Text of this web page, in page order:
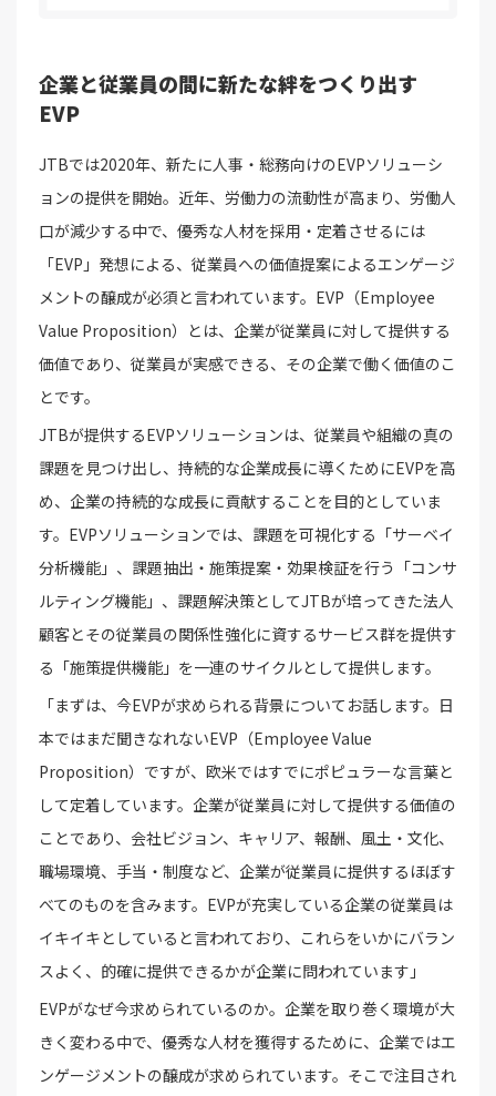
企業と従業員の間に新たな絆をつくり出す
EVP
JTBでは2020年、新たに人事・総務向けのEVPソリューシ
ョンの提供を開始。近年、労働力の流動性が高まり、労働人
口が減少する中で、優秀な人材を採用・定着させるには
「EVP」発想による、従業員への価値提案によるエンゲージ
メントの醸成が必須と言われています。EVP（Employee
Value Proposition）とは、企業が従業員に対して提供する
価値であり、従業員が実感できる、その企業で働く価値のこ
とです。
JTBが提供するEVPソリューションは、従業員や組織の真の
課題を見つけ出し、持続的な企業成長に導くためにEVPを高
め、企業の持続的な成長に貢献することを目的としていま
す。EVPソリューションでは、課題を可視化する「サーベイ
分析機能」、課題抽出・施策提案・効果検証を行う「コンサ
ルティング機能」、課題解決策としてJTBが培ってきた法人
顧客とその従業員の関係性強化に資するサービス群を提供す
る「施策提供機能」を一連のサイクルとして提供します。
「まずは、今EVPが求められる背景についてお話します。日
本ではまだ聞きなれないEVP（Employee Value
Proposition）ですが、欧米ではすでにポピュラーな言葉と
して定着しています。企業が従業員に対して提供する価値の
ことであり、会社ビジョン、キャリア、報酬、風土・文化、
職場環境、手当・制度など、企業が従業員に提供するほぼす
べてのものを含みます。EVPが充実している企業の従業員は
イキイキとしていると言われており、これらをいかにバラン
スよく、的確に提供できるかが企業に問われています」
EVPがなぜ今求められているのか。企業を取り巻く環境が大
きく変わる中で、優秀な人材を獲得するために、企業ではエ
ンゲージメントの醸成が求められています。そこで注目され